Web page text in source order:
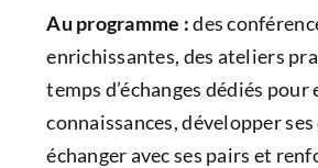
Au programme :des
enrichissantes, des ateliers
temps d’échanges dédiés pour
connaissances, développer
échanger avec ses pairs et